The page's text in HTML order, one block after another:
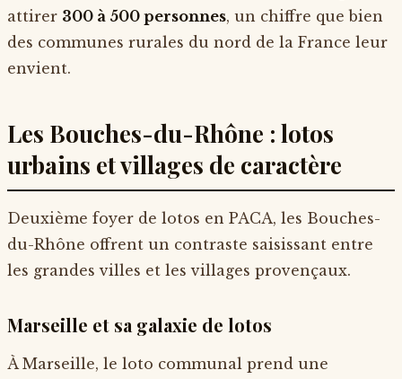
attirer 300 à 500 personnes, un chiffre que bien
des communes rurales du nord de la France leur
envient.
Les Bouches-du-Rhône : lotos
urbains et villages de caractère
Deuxième foyer de lotos en PACA, les Bouches-
du-Rhône offrent un contraste saisissant entre
les grandes villes et les villages provençaux.
Marseille et sa galaxie de lotos
À Marseille, le loto communal prend une